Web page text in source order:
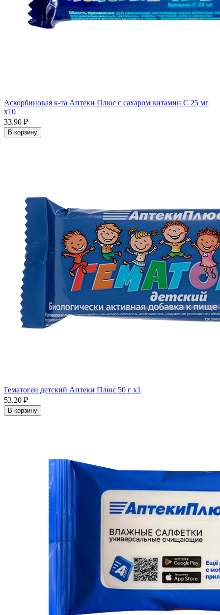
Аскорбиновая к-та Аптеки Плюс с сахаром витамин С 25 мг
x10
33.90 ₽
В корзину
Гематоген детский Аптеки Плюс 50 г x1
53.20 ₽
В корзину